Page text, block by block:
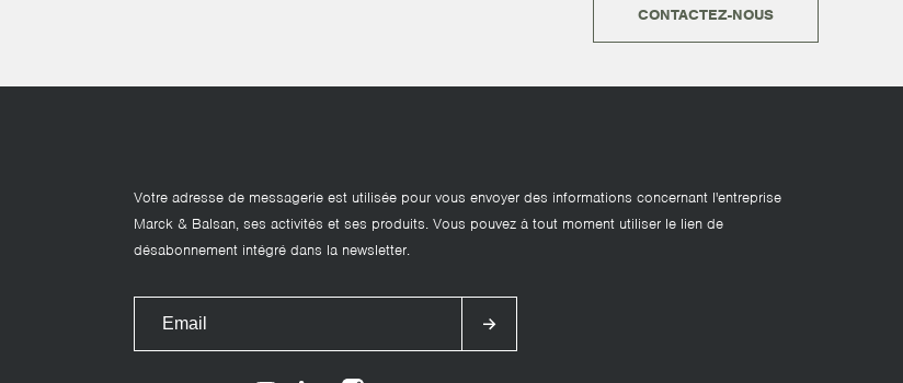
CONTACTEZ-NOUS
Votre adresse de messagerie est utilisée pour vous envoyer des informations concernant l'entreprise
Marck & Balsan, ses activités et ses produits. Vous pouvez à tout moment utiliser le lien de
désabonnement intégré dans la newsletter.